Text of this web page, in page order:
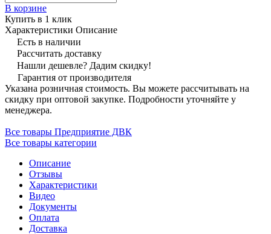
В корзине
Купить в 1 клик
Характеристики Описание
Есть в наличии
Рассчитать доставку
Нашли дешевле? Дадим скидку!
Гарантия от производителя
Указана розничная стоимость. Вы можете рассчитывать на
скидку при оптовой закупке. Подробности уточняйте у
менеджера.
Все товары Предприятие ДВК
Все товары категории
Описание
Отзывы
Характеристики
Видео
Документы
Оплата
Доставка